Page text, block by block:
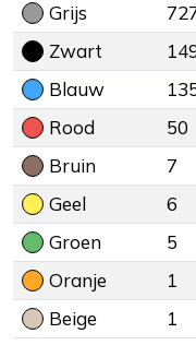
Grijs
Zwart
Blauw
Rood
50
Bruin
7
Geel
6
Groen
5
Oranje
1
Beige
1